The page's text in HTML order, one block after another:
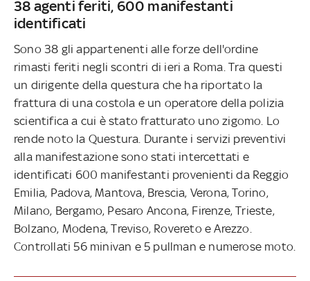
38 agenti feriti, 600 manifestanti
identificati
Sono 38 gli appartenenti alle forze dell'ordine
rimasti feriti negli scontri di ieri a Roma. Tra questi
un dirigente della questura che ha riportato la
frattura di una costola e un operatore della polizia
scientifica a cui è stato fratturato uno zigomo. Lo
rende noto la Questura. Durante i servizi preventivi
alla manifestazione sono stati intercettati e
identificati 600 manifestanti provenienti da Reggio
Emilia, Padova, Mantova, Brescia, Verona, Torino,
Milano, Bergamo, Pesaro Ancona, Firenze, Trieste,
Bolzano, Modena, Treviso, Rovereto e Arezzo.
Controllati 56 minivan e 5 pullman e numerose moto.